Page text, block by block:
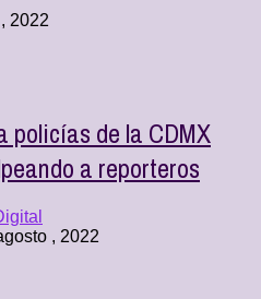
2022
policías de la CDMX
a reporteros
, 2022